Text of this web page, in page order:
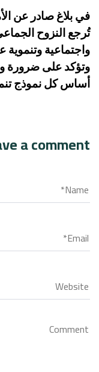
في بلاغ صادر عن
تُرجع النزوح
واجتماعية
وتؤكد على ضرورة
أساس كل نموذج
a comment